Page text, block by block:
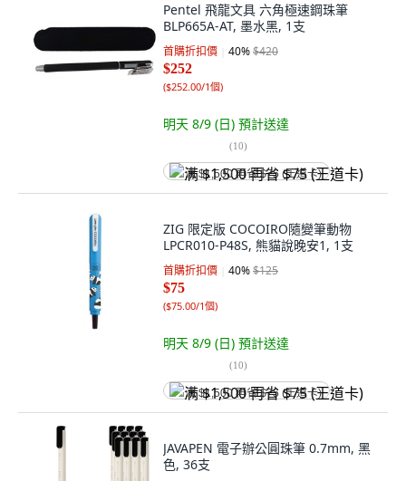
Pentel 飛龍文具 六角極速鋼珠筆
BLP665A-AT, 墨水黑, 1支
首購折扣價 40%$420
$252
($252.00/1個)
明天 8/9 (日) 預計送達
(10)
满 $1,500 再省 $75 (王道卡)
ZIG 限定版 COCOIRO隨變筆動物
LPCR010-P48S, 熊貓說晚安1, 1支
首購折扣價 40%$125
$75
($75.00/1個)
明天 8/9 (日) 預計送達
(10)
满 $1,500 再省 $75 (王道卡)
JAVAPEN 電子辦公圓珠筆 0.7mm, 黑
色, 36支